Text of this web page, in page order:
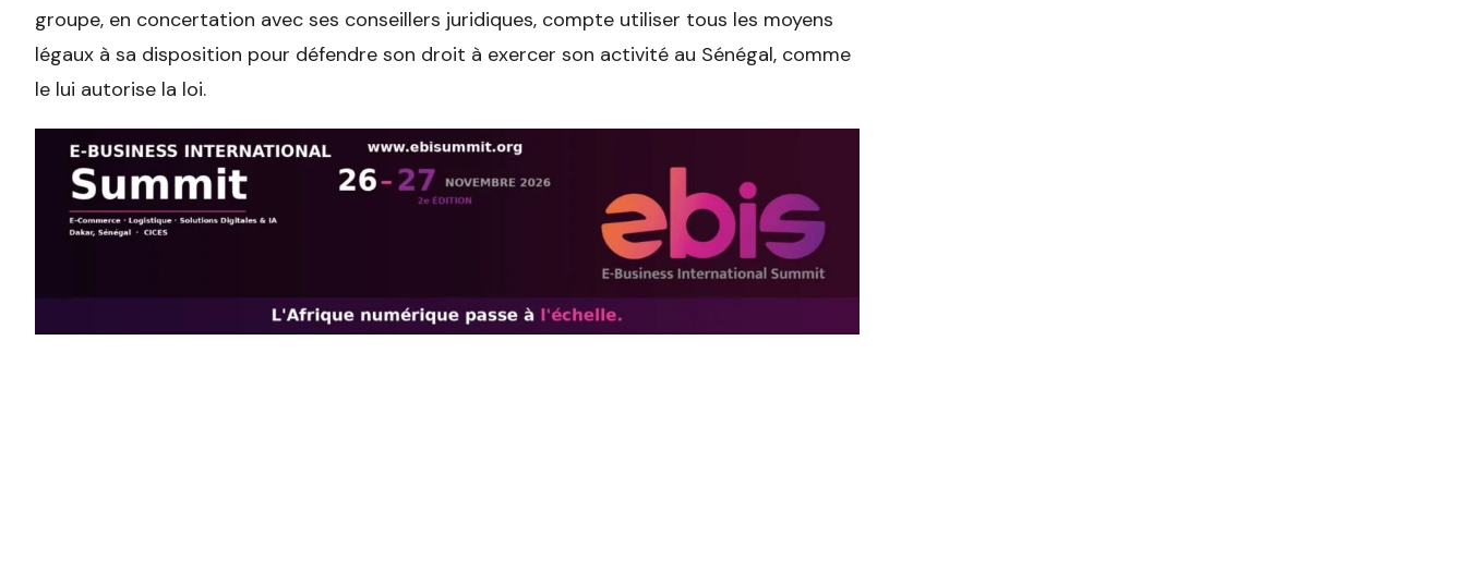
groupe, en concertation avec ses conseillers juridiques, compte utiliser tous les moyens
légaux à sa disposition pour défendre son droit à exercer son activité au Sénégal, comme
le lui autorise la loi.